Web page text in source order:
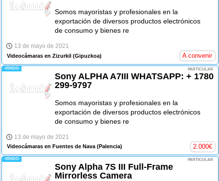
Somos mayoristas y profesionales en la
exportación de diversos productos electrónicos
de consumo y bienes re
13 de mayo de 2021
Videocámaras en Zizurkil (Gipuzkoa) A convenir
-VENDO- PARTICULAR
Sony ALPHA A7III WHATSAPP: + 1780
299-9797
Somos mayoristas y profesionales en la
exportación de diversos productos electrónicos
de consumo y bienes re
13 de mayo de 2021
Videocámaras en Fuentes de Nava (Palencia) 2.000€
-VENDO- PARTICULAR
Sony Alpha 7S III Full-Frame
Mirrorless Camera